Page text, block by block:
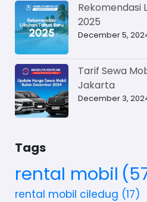
Rekomendasi
2025
December 5,
Tarif Sewa
Jakarta
December 3,
Tags
rental mobil
rental mobil ciledug (17)